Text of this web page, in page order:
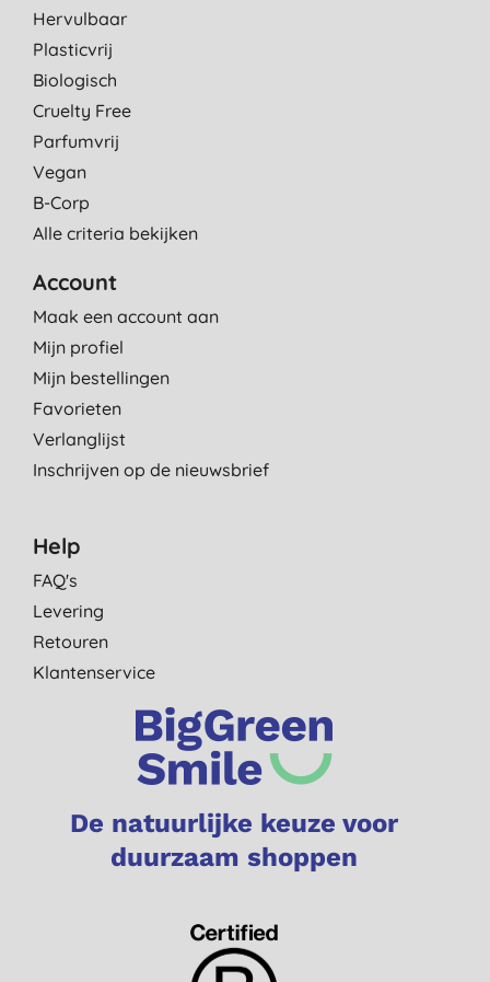
Hervulbaar
Plasticvrij
Biologisch
Cruelty Free
Parfumvrij
Vegan
B-Corp
Alle criteria bekijken
Account
Maak een account aan
Mijn profiel
Mijn bestellingen
Favorieten
Verlanglijst
Inschrijven op de nieuwsbrief
Help
FAQ's
Levering
Retouren
Klantenservice
De natuurlijke keuze voor
duurzaam shoppen